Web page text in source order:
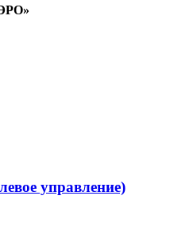
управление)